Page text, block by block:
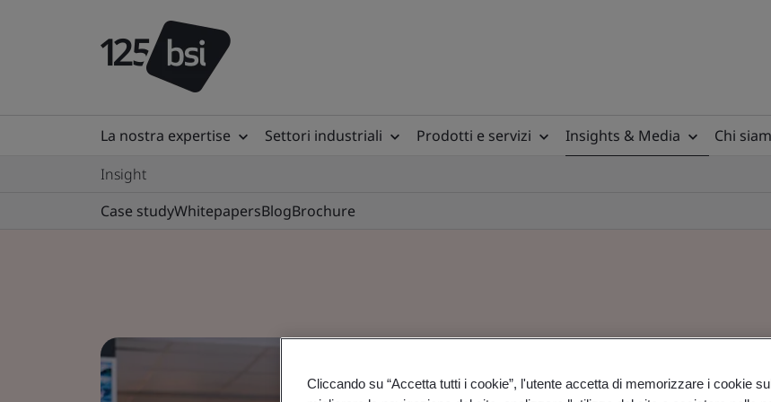
La nostra expertise Settori industriali Prodotti e servizi Insights & Media
Chi
Insight
Case studyWhitepapersBlogBrochure
Cliccando su “Accetta tutti i cookie”, l'utente accetta di memorizzare i cookie